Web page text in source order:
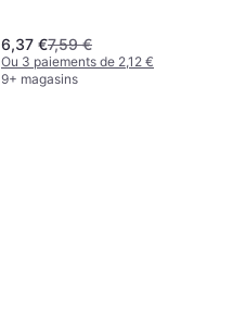
6,37 €7,59 €
Ou 3 paiements de 2,12 €
9+ magasins